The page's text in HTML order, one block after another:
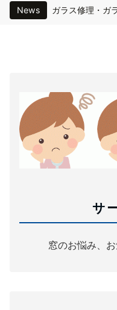
News ガラス修理・ガ
サ
窓のお悩み、